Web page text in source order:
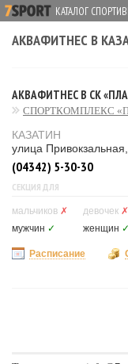
КАТАЛОГ
АКВАФИТНЕС В
АКВАФИТНЕС В СК
СПОРТКОМПЛЕКС
КАЗАТИН
улица
(04342) 5-30-30
СЕКЦИЯ ДЛЯ
мальчиков ✗ девочек ✗
мужчин ✓ женщин ✓
Расписание